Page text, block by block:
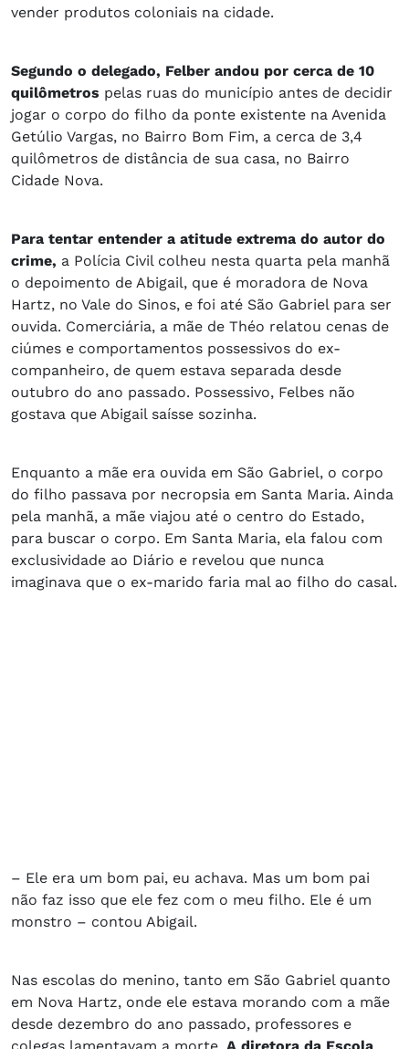
vender produtos coloniais na cidade.
Segundo o delegado, Felber andou por cerca de 10
quilômetros pelas ruas do município antes de decidir
jogar o corpo do filho da ponte existente na Avenida
Getúlio Vargas, no Bairro Bom Fim, a cerca de 3,4
quilômetros de distância de sua casa, no Bairro
Cidade Nova.
Para tentar entender a atitude extrema do autor do
crime, a Polícia Civil colheu nesta quarta pela manhã
o depoimento de Abigail, que é moradora de Nova
Hartz, no Vale do Sinos, e foi até São Gabriel para ser
ouvida. Comerciária, a mãe de Théo relatou cenas de
ciúmes e comportamentos possessivos do ex-
companheiro, de quem estava separada desde
outubro do ano passado. Possessivo, Felbes não
gostava que Abigail saísse sozinha.
Enquanto a mãe era ouvida em São Gabriel, o corpo
do filho passava por necropsia em Santa Maria. Ainda
pela manhã, a mãe viajou até o centro do Estado,
para buscar o corpo. Em Santa Maria, ela falou com
exclusividade ao Diário e revelou que nunca
imaginava que o ex-marido faria mal ao filho do casal.
– Ele era um bom pai, eu achava. Mas um bom pai
não faz isso que ele fez com o meu filho. Ele é um
monstro – contou Abigail.
Nas escolas do menino, tanto em São Gabriel quanto
em Nova Hartz, onde ele estava morando com a mãe
desde dezembro do ano passado, professores e